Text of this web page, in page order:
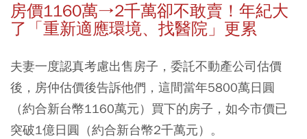
房價1160萬→2千萬卻不敢賣！年紀大
了「重新適應環境、找醫院」更累
夫妻一度認真考慮出售房子，委託不動產公司估價
後，房仲估價後告訴他們，這間當年5800萬日圓
（約合新台幣1160萬元）買下的房子，如今市價已
突破1億日圓（約合新台幣2千萬元）。